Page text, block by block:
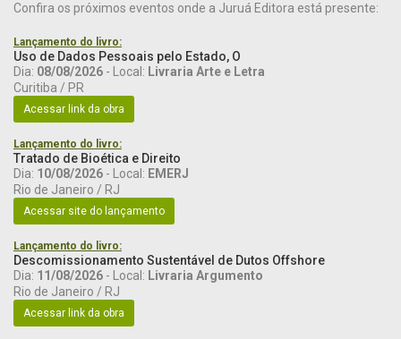
Confira os próximos eventos onde a Juruá Editora está presente:
Lançamento do livro:
Uso de Dados Pessoais pelo Estado, O
Dia: 08/08/2026 - Local: Livraria Arte e Letra
Curitiba / PR
Acessar link da obra
Lançamento do livro:
Tratado de Bioética e Direito
Dia: 10/08/2026 - Local: EMERJ
Rio de Janeiro / RJ
Acessar site do lançamento
Lançamento do livro:
Descomissionamento Sustentável de Dutos Offshore
Dia: 11/08/2026 - Local: Livraria Argumento
Rio de Janeiro / RJ
Acessar link da obra